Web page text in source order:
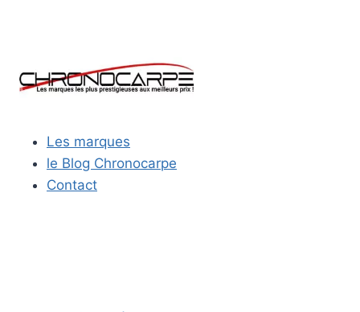
Les marques
le Blog Chronocarpe
Contact